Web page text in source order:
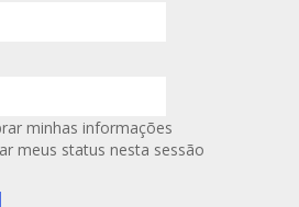
minhas informações
meus status nesta sessão